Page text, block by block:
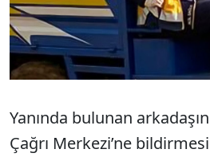
Yanında bulunan
Çağrı Merkezi’ne